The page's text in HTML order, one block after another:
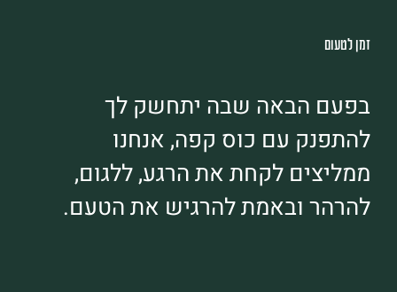
זמן לטעום
בפעם הבאה שבה יתחשק לך
להתפנק עם כוס קפה, אנחנו
ממליצים לקחת את הרגע, ללגום,
להרהר ובאמת להרגיש את הטעם.